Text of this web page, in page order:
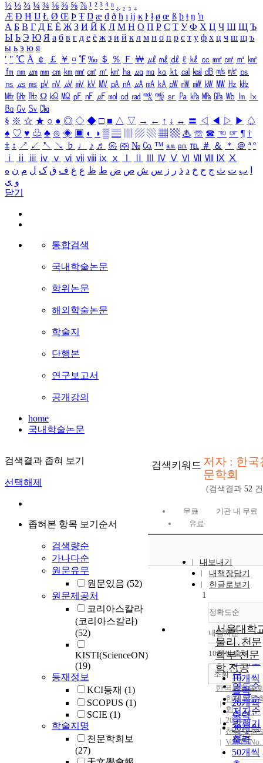
½ ⅓ ⅔ ¼ ¾ ⅛ ⅜ ⅝ ⅞ ¹ ² ³ ⁴ ⁿ ₁ ₂ ₃ ₄
Æ Ð Ħ Ĳ Ł Ø Œ Þ Ŧ Ŋ æ đ ð ħ ı ĳ ĸ ŀ ł ø œ ß þ ŧ ŋ ŉ
А Б В Г Д Е Ё Ж З И Й К Л М Н О П Р С Т У Ф Х Ц Ч Ш Щ Ъ
Ы Ь Э Ю Я а б в г д е ё ж з и й к л м н о п р с т у ф х ц ч ш щ ъ
ы ь э ю я
′ ″ ℃ Å ￠ ￡ ￥ ¤ ℉ ‰ ＄ ％ Ｆ ￦ ㎕ ㎖ ㎗ ℓ ㎘ ㏄ ㎣ ㎤ ㎥ ㎦
㎙ ㎚ ㎛ ㎜ ㎝ ㎞ ㎟ ㎠ ㎡ ㎢ ㏊ ㎍ ㎎ ㎏ ㏏ ㎈ ㎉ ㏈ ㎧ ㎨ ㎰
㎱ ㎲ ㎳ ㎴ ㎵ ㎶ ㎷ ㎸ ㎹ ㎀ ㎁ ㎂ ㎃ ㎄ ㎺ ㎻ ㎽ ㎾ ㎿ ㎐ ㎑
㎒ ㎓ ㎔ Ω ㏀ ㏁ ㎊ ㎋ ㎌ ㏖ ㏅ ㎭ ㎮ ㎯ ㏛ ㎩ ㎪ ㎫ ㎬ ㏝ ㏐
㏓
㏃ ㏉ ㏜ ㏆
§ ※ ☆ ★ ○ ● ◎ ◇ ◆ □ ■ △ ▽ → ← ↑ ↓ ↔ 〓 ◁ ◀ ▷ ▶ ♤
♠ ♡ ♥ ♧ ♣ ⊙ ◈ ▣ ◐ ◑ ▒ ▤ ▨ ▧ ▦ ▩ ♨ ☏ ☎ ☜ ☞ ¶ †
‡ ↕ ↗ ↙ ↖ ↘ ♭ ♩ ♪ ♬ ㉿ ㈜ № ㏇ ™ ㏂ ㏘ ℡ ＃ ＆ ＊ ＠ ª º
ⅰ
ⅱ ⅲ ⅳ ⅴ ⅵ ⅶ ⅷ ⅸ ⅹ Ⅳ Ⅴ Ⅵ Ⅶ Ⅷ Ⅸ Ⅹ
ب ت ث ج ح خ د ذ ر ز س ش ص ض ط ظ ع غ ف ق ک ل م ن ه
و ی
닫기
통합검색
국내학술논문
학위논문
해외학술논문
학술지
단행본
연구보고서
공개강의
home
국내학술논문
검색결과 좁혀 보기
선택해제
좁혀본 항목 보기순서
검색량순
가나다순
원문유무
원문있음 (52)
원문제공처
코리아스칼라
(코리아스칼라)
(52)
KISTI(ScienceON)
(19)
등재정보
KCI등재 (1)
SCOPUS (1)
SCIE (1)
학술지명
천문학회보
(27)
검색키워드 저자 : 한국
문학회
(검색결과 52
무료
기관 내 무료
유료
내보내기
내책장담기
한글로보기
정확도순
정확도
순
인기도
순
연도순
제목순
저자순
발행기
관순
내림차순
내림차
10개씩 출력
10개씩
출력
20개씩
출력
30개씩
출력
50개씩
조회
1
서울대학
물리․천문
학부 천문
학 전공
한국천문학
한국천문
회
2024
천문학회
Vol.49